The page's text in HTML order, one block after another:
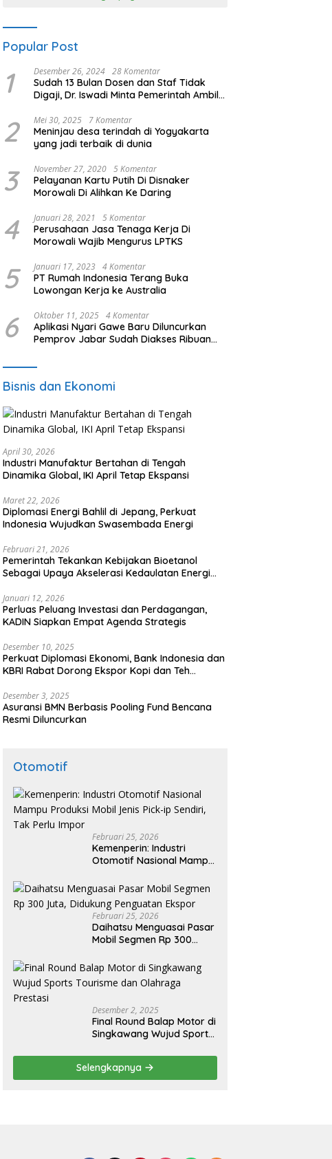
Popular Post
1 Desember 26, 2024 28 Komentar
Sudah 13 Bulan Dosen dan Staf Tidak
Digaji, Dr. Iswadi Minta Pemerintah Ambil
2 Mei 30, 2025 7 Komentar
Meninjau desa terindah di Yogyakarta
yang jadi terbaik di dunia
3 November 27, 2020 5 Komentar
Pelayanan Kartu Putih Di Disnaker
Morowali Di Alihkan Ke Daring
4 Januari 28, 2021 5 Komentar
Perusahaan Jasa Tenaga Kerja Di
Morowali Wajib Mengurus LPTKS
5 Januari 17, 2023 4 Komentar
PT Rumah Indonesia Terang Buka
Lowongan Kerja ke Australia
6 Oktober 11, 2025 4 Komentar
Aplikasi Nyari Gawe Baru Diluncurkan
Pemprov Jabar Sudah Diakses Ribuan
Bisnis dan Ekonomi
April 30, 2026
Industri Manufaktur Bertahan di Tengah
Dinamika Global, IKI April Tetap Ekspansi
Maret 22, 2026
Diplomasi Energi Bahlil di Jepang, Perkuat
Indonesia Wujudkan Swasembada Energi
Februari 21, 2026
Pemerintah Tekankan Kebijakan Bioetanol
Sebagai Upaya Akselerasi Kedaulatan Energi
Januari 12, 2026
Perluas Peluang Investasi dan Perdagangan,
KADIN Siapkan Empat Agenda Strategis
Desember 10, 2025
Perkuat Diplomasi Ekonomi, Bank Indonesia dan
KBRI Rabat Dorong Ekspor Kopi dan Teh
Desember 3, 2025
Asuransi BMN Berbasis Pooling Fund Bencana
Resmi Diluncurkan
Otomotif
Februari 25, 2026
Kemenperin: Industri
Otomotif Nasional Mampu
ip Sendiri, Tak Perlu Impor
Februari 25, 2026
Daihatsu Menguasai Pasar
Mobil Segmen Rp 300
Ekspor
Desember 2, 2025
Final Round Balap Motor di
Singkawang Wujud Sports
Prestasi
Selengkapnya